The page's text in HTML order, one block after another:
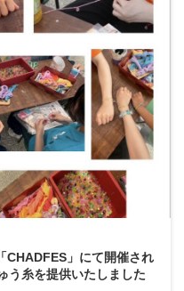
CHADFES」にて開催され
う糸を提供いたしました